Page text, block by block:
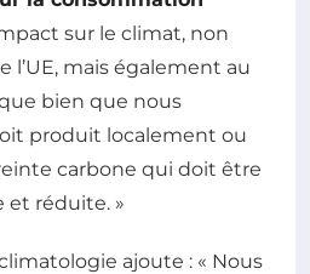
sur le climat, non
l’UE, mais également au
bien que nous
produit localement ou
carbone qui doit être
réduite. »
ajoute : « Nous